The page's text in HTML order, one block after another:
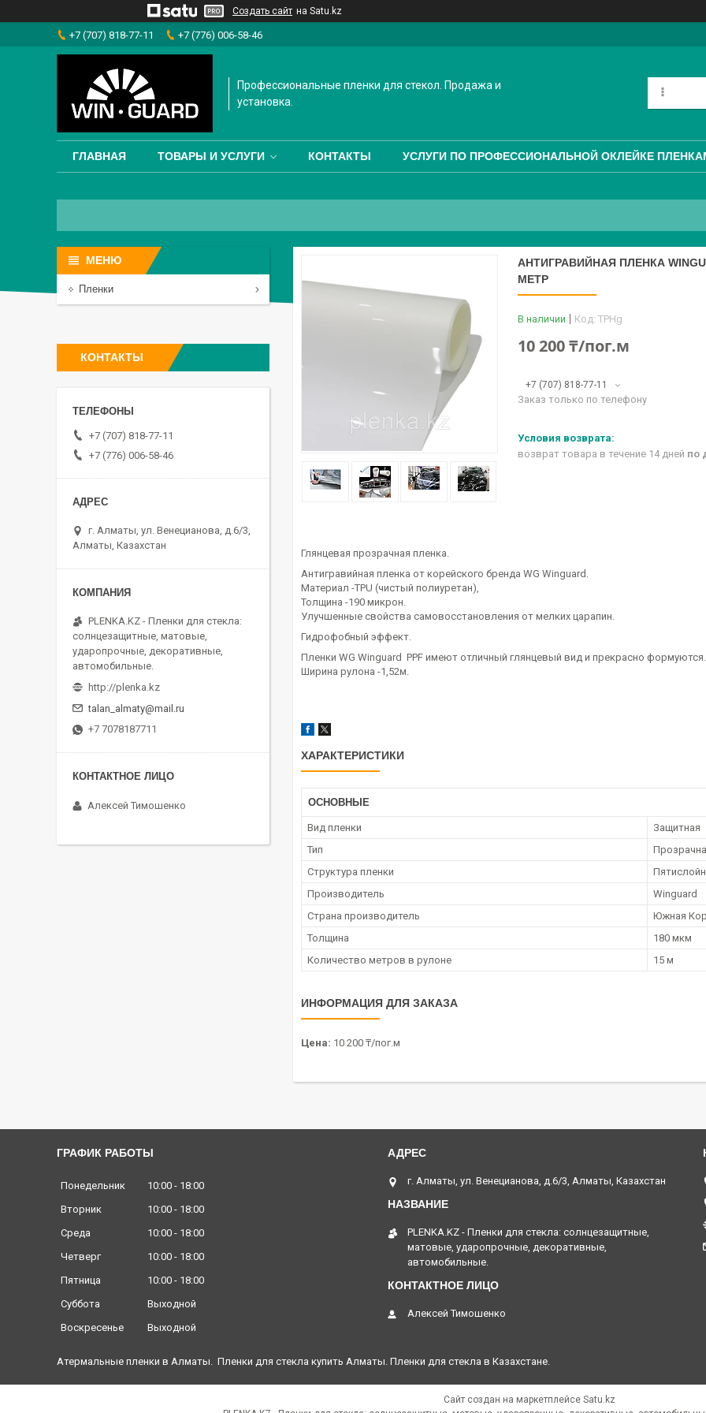
Создать сайт на Satu.kz
+7 (707) 818-77-11 +7 (776) 006-58-46
Профессиональные пленки для стекол. Продажа и
установка.
ГЛАВНАЯ ТОВАРЫ И УСЛУГИ КОНТАКТЫ УСЛУГИ ПО ПРОФЕССИОНАЛЬНОЙ ОКЛЕЙКЕ
АНТИГРАВИЙНАЯ ПЛЕНКА
МЕТР
В наличии Код: TPHg
10 200 ₸/пог.м
+7 (707) 818-77-11
Заказ только по телефону
возврат товара в течение 14 дней по
Глянцевая прозрачная пленка.
Антигравийная пленка от корейского бренда WG Winguard.
Материал -TPU (чистый полиуретан),
Толщина -190 микрон.
Улучшенные свойства самовосстановления от мелких царапин.
Гидрофобный эффект.
Пленки WG Winguard PPF имеют отличный глянцевый вид и прекрасно формуются.
Ширина рулона -1,52м.
ХАРАКТЕРИСТИКИ
ОСНОВНЫЕ
Вид пленки
Защитная
Тип
Структура пленки
Производитель
Winguard
Страна производитель
Южная
Толщина
180 мкм
Количество метров в рулоне
15 м
ИНФОРМАЦИЯ ДЛЯ ЗАКАЗА
Цена: 10 200 ₸/пог.м
Пленки
КОНТАКТЫ
+7 (707) 818-77-11
+7 (776) 006-58-46
г. Алматы, ул. Венецианова, д.6/3,
Алматы, Казахстан
PLENKA.KZ - Пленки для стекла:
солнцезащитные, матовые,
ударопрочные, декоративные,
автомобильные.
http://plenka.kz
talan_almaty@mail.ru
+7 7078187711
Алексей Тимошенко
ГРАФИК РАБОТЫ
Понедельник 10:00
18:00
Вторник
10:00
18:00
Среда
10:00
18:00
Четверг
10:00
18:00
Пятница
10:00
18:00
Суббота
Выходной
Воскресенье
Выходной
г. Алматы, ул. Венецианова, д.6/3, Алматы, Казахстан
PLENKA.KZ - Пленки для стекла: солнцезащитные,
матовые, ударопрочные, декоративные,
автомобильные.
Алексей Тимошенко
Атермальные пленки в Алматы. Пленки для стекла купить Алматы. Пленки для стекла в Казахстане.
Сайт создан на маркетплейсе Satu.kz